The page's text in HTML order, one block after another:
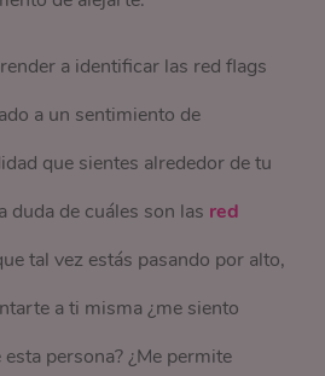
a identificar las red flags
a un sentimiento de
que sientes alrededor de tu
duda de cuáles son las red
tal vez estás pasando por alto,
a ti misma ¿me siento
persona? ¿Me permite